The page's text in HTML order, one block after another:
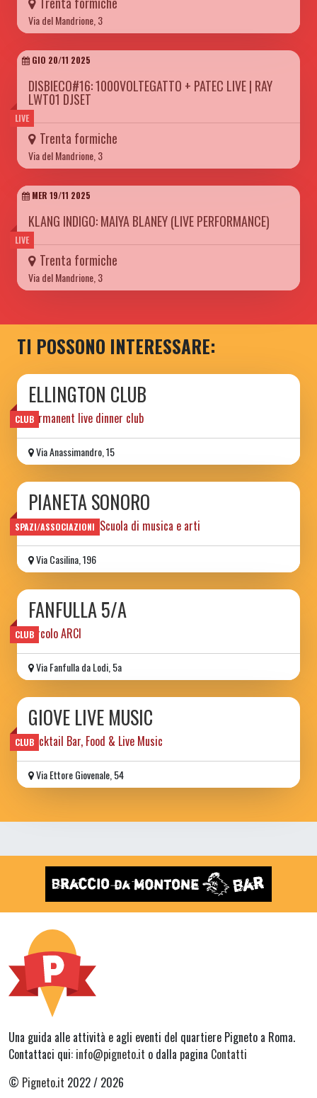
Via del Mandrione, 3
LIVE
GIO 20/11 2025
DISBIECO#16: 1000VOLTEGATTO + PATEC LIVE | RAY
LWT01 DJSET
Trenta formiche
Via del Mandrione, 3
LIVE
MER 19/11 2025
KLANG INDIGO: MAIYA BLANEY (LIVE PERFORMANCE)
Trenta formiche
Via del Mandrione, 3
TI POSSONO INTERESSARE:
CLUB
ELLINGTON CLUB
permanent live dinner club
Via Anassimandro, 15
SPAZI/ASSOCIAZIONI
PIANETA SONORO
Spazio sociale e Scuola di musica e arti
Via Casilina, 196
CLUB
FANFULLA 5/A
circolo ARCI
Via Fanfulla da Lodi, 5a
CLUB
GIOVE LIVE MUSIC
Cocktail Bar, Food & Live Music
Via Ettore Giovenale, 54
Una guida alle attività e agli eventi del quartiere Pigneto a Roma.
Contattaci qui: info@pigneto.it o dalla pagina Contatti
© Pigneto.it 2022 / 2026